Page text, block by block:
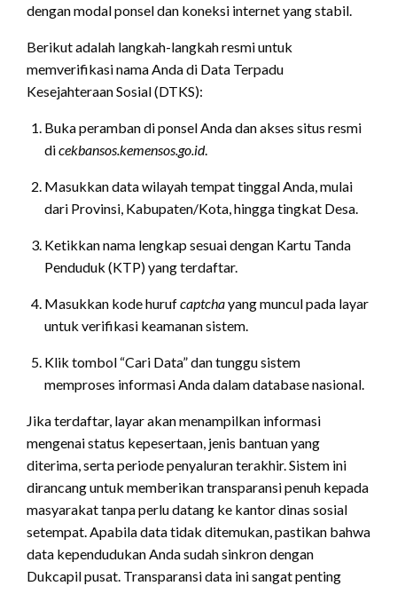
dengan modal ponsel dan koneksi internet yang stabil.
Berikut adalah langkah-langkah resmi untuk
memverifikasi nama Anda di Data Terpadu
Kesejahteraan Sosial (DTKS):
Buka peramban di ponsel Anda dan akses situs resmi
dicekbansos.kemensos.go.id.
Masukkan data wilayah tempat tinggal Anda, mulai
dari Provinsi, Kabupaten/Kota, hingga tingkat Desa.
Ketikkan nama lengkap sesuai dengan Kartu Tanda
Penduduk (KTP) yang terdaftar.
Masukkan kode hurufcaptchayang muncul pada layar
untuk verifikasi keamanan sistem.
Klik tombol “Cari Data” dan tunggu sistem
memproses informasi Anda dalam database nasional.
Jika terdaftar, layar akan menampilkan informasi
mengenai status kepesertaan, jenis bantuan yang
diterima, serta periode penyaluran terakhir. Sistem ini
dirancang untuk memberikan transparansi penuh kepada
masyarakat tanpa perlu datang ke kantor dinas sosial
setempat. Apabila data tidak ditemukan, pastikan bahwa
data kependudukan Anda sudah sinkron dengan
Dukcapil pusat. Transparansi data ini sangat penting